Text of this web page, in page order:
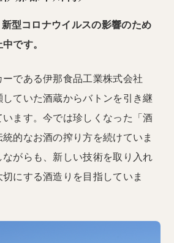
型コロナウイルスの影響のため
です。
である伊那食品工業株式会社
ていた酒蔵からバトンを引き継
ます。今では珍しくなった「酒
的なお酒の搾り方を続けていま
がらも、新しい技術を取り入れ
にする酒造りを目指していま